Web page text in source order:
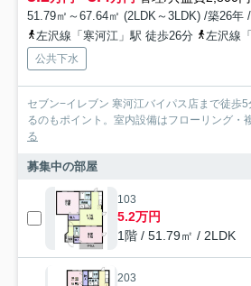
51.79㎡～67.64㎡ (2LDK～3LDK) /築26年
左沢線「寒河江」駅 徒歩26分
左沢線
公共下水
セブン−イレブン 寒河江バイパス店まで徒歩
るのもポイント。室内設備はフローリング・
る
募集中の部屋
103
5.2万円
1階 / 51.79㎡ / 2LDK
203